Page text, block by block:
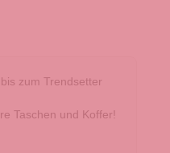
zum Trendsetter
Taschen und Koffer!